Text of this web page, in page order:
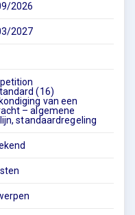
2026
2027
(16)
van een
– algemene
standaardregeling